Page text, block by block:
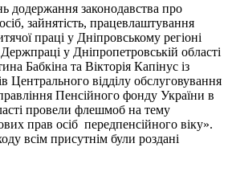
додержання законодавства про
зайнятість, працевлаштування
праці у Дніпровському регіоні
у Дніпропетровській області
Бабкіна та Вікторія Капінус із
Центрального відділу обслуговування
Пенсійного фонду України в
провели флешмоб на тему
прав осіб передпенсійного віку».
всім присутнім були роздані